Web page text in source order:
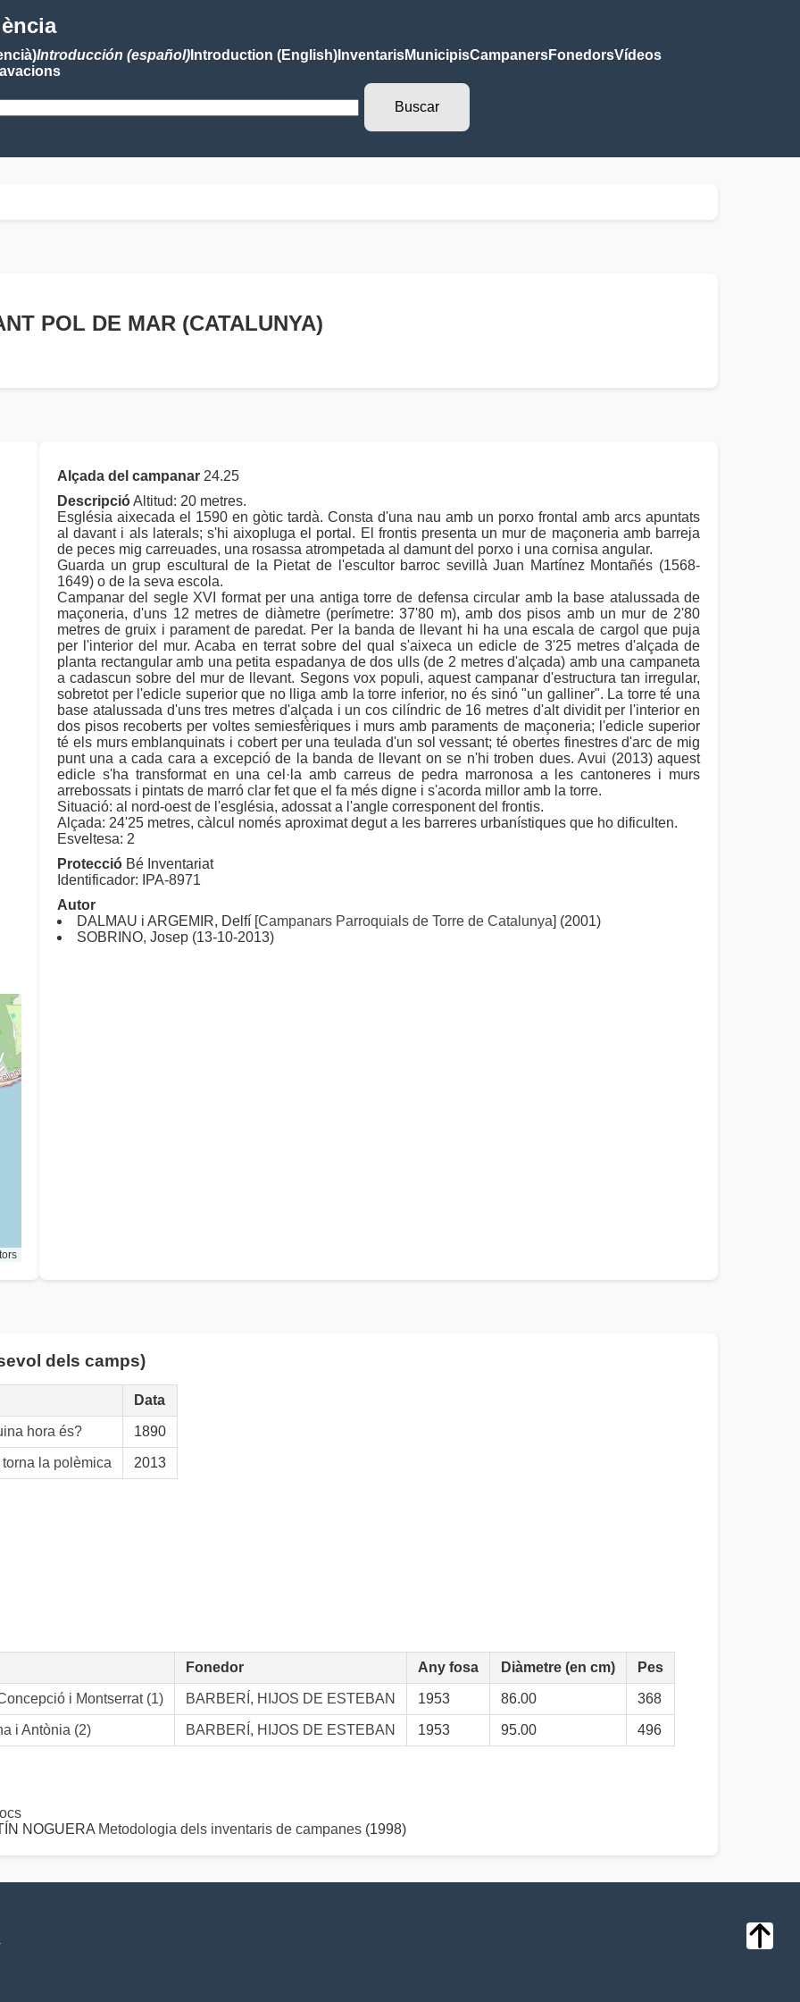
Introducción (español)Introduction (English)InventarisMunicipisCampanersFonedorsVídeos
POL DE MAR (CATALUNYA)
Alçada del campanar 24.25
DescripcióAltitud: 20 metres.
Església aixecada el 1590 en gòtic tardà. Consta d'una nau amb un porxo frontal amb arcs apuntats
al davant i als laterals; s'hi aixopluga el portal. El frontis presenta un mur de maçoneria amb barreja
de peces mig carreuades, una rosassa atrompetada al damunt del porxo i una cornisa angular.
Guarda un grup escultural de la Pietat de l'escultor barroc sevillà Juan Martínez Montañés (1568-
1649) o de la seva escola.
Campanar del segle XVI format per una antiga torre de defensa circular amb la base atalussada de
maçoneria, d'uns 12 metres de diàmetre (perímetre: 37'80 m), amb dos pisos amb un mur de 2'80
metres de gruix i parament de paredat. Per la banda de llevant hi ha una escala de cargol que puja
per l'interior del mur. Acaba en terrat sobre del qual s'aixeca un edicle de 3'25 metres d'alçada de
planta rectangular amb una petita espadanya de dos ulls (de 2 metres d'alçada) amb una campaneta
a cadascun sobre del mur de llevant. Segons vox populi, aquest campanar d'estructura tan irregular,
sobretot per l'edicle superior que no lliga amb la torre inferior, no és sinó "un galliner". La torre té una
base atalussada d'uns tres metres d'alçada i un cos cilíndric de 16 metres d'alt dividit per l'interior en
dos pisos recoberts per voltes semiesfèriques i murs amb paraments de maçoneria; l'edicle superior
té els murs emblanquinats i cobert per una teulada d'un sol vessant; té obertes finestres d'arc de mig
punt una a cada cara a excepció de la banda de llevant on se n'hi troben dues. Avui (2013) aquest
edicle s'ha transformat en una cel·la amb carreus de pedra marronosa a les cantoneres i murs
arrebossats i pintats de marró clar fet que el fa més digne i s'acorda millor amb la torre.
Situació: al nord-oest de l'església, adossat a l'angle corresponent del frontis.
Alçada: 24'25 metres, càlcul només aproximat degut a les barreres urbanístiques que ho dificulten.
Esveltesa: 2
Protecció Bé Inventariat
Identificador: IPA-8971
Autor
DALMAU i ARGEMIR, Delfí [Campanars Parroquials de Torre de Catalunya] (2001)
SOBRINO, Josep (13-10-2013)
dels camps)
Data
hora és? 1890
la polèmica 2013
Fonedor Any fosa Diàmetre (en cm) Pes
i Montserrat (1) BARBERÍ, HIJOS DE ESTEBAN 1953 86.00 368
i Antònia (2) BARBERÍ, HIJOS DE ESTEBAN 1953 95.00 496
NOGUERA Metodologia dels inventaris de campanes (1998)